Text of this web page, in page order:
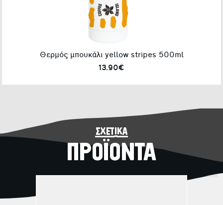
Θερμός μπουκάλι yellow stripes 500ml
13.90€
σχετικά
ΠΡΟΪΟΝΤΑ